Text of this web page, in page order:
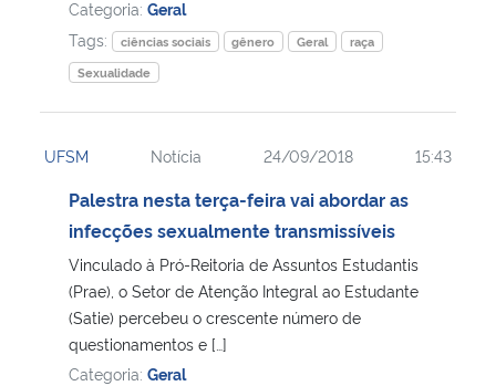
Categoria: Geral
Tags:
ciências sociais gênero Geral
raça
Sexualidade
UFSM Notícia 24/09/2018 15:43
Palestra nesta terça-feira vai abordar as
infecções sexualmente transmissíveis
Vinculado à Pró-Reitoria de Assuntos Estudantis
(Prae), o Setor de Atenção Integral ao Estudante
(Satie) percebeu o crescente número de
questionamentos e […]
Categoria: Geral